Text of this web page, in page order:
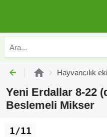
Hayvancılık
Yeni Erdallar 8-22
Beslemeli Mikser
1/11